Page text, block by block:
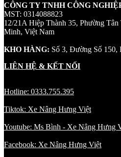
CÔNG TY TNHH CÔNG
MST: 0314088823
12/21A Hiệp Thành 35, Phường
Minh, Việt Nam
KHO HÀNG: Số 3, Đường Số
LIÊN HỆ & KẾT NỐI
Hotline: 0333.755.395
Tiktok: Xe Nâng Hưng Việt
Youtube: Ms Bình - Xe Nâng Hưng
Facebook: Xe Nâng Hưng Việt